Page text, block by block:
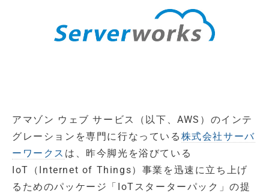
アマゾン ウェブ サービス（以下、AWS）のインテ
グレーションを専門に行なっている 株式会社サーバ
ーワークス は、昨今脚光を浴びている
IoT（Internet of Things）事業を迅速に立ち上げ
るためのパッケージ「IoTスターターパック」の提